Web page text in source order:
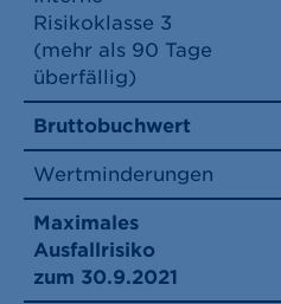
Risikoklasse 3
(mehr als 90 Tage
überfällig)
Bruttobuchwert
Wertminderungen
Maximales
Ausfallrisiko
zum 30.9.2021